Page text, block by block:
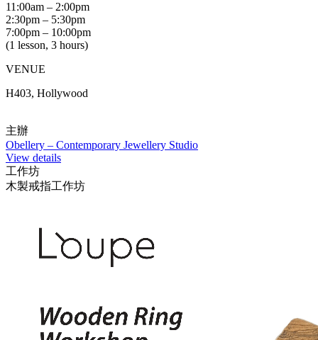
11:00am – 2:00pm
2:30pm – 5:30pm
7:00pm – 10:00pm
(1 lesson, 3 hours)
VENUE
H403, Hollywood
主辦
Obellery – Contemporary Jewellery Studio
View details
工作坊
木製戒指工作坊